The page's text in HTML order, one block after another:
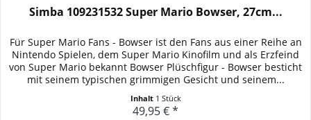
Simba 109231532 Super Mario Bowser, 27cm...
Für Super Mario Fans - Bowser ist den Fans aus einer Reihe an
Nintendo Spielen, dem Super Mario Kinofilm und als Erzfeind
von Super Mario bekannt Bowser Plüschfigur - Bowser besticht
mit seinem typischen grimmigen Gesicht und seinem...
Inhalt 1 Stück
49,95 € *